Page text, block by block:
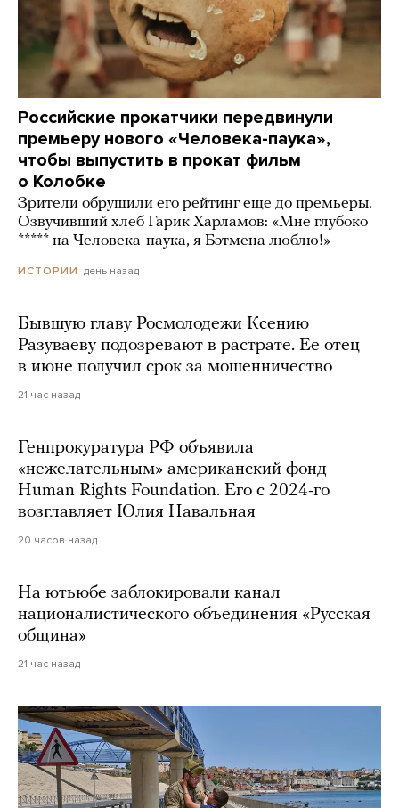
Российские прокатчики передвинули
премьеру нового «Человека-паука»,
чтобы выпустить в прокат фильм
о Колобке
Зрители обрушили его рейтинг еще до премьеры.
Озвучивший хлеб Гарик Харламов: «Мне глубоко
***** на Человека-паука, я Бэтмена люблю!»
ИСТОРИИ день назад
Бывшую главу Росмолодежи Ксению
Разуваеву подозревают в растрате. Ее отец
в июне получил срок за мошенничество
21 час назад
Генпрокуратура РФ объявила
«нежелательным» американский фонд
Human Rights Foundation. Его с 2024-го
возглавляет Юлия Навальная
20 часов назад
На ютьюбе заблокировали канал
националистического объединения «Русская
община»
21 час назад